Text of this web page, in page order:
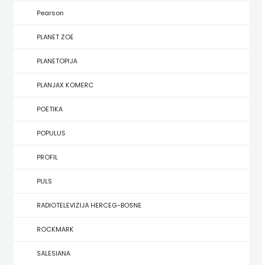
IZDAVAŠTVO
KRŠĆANSKA
SADAŠNJOST
KYRIOS
LIJEPA
RIJEČ
LUMEN
MATICA
Pearson
PLANET ZOE
PLANETOPIJA
PLANJAX KOMERC
POETIKA
POPULUS
PROFIL
PULS
RADIOTELEVIZIJA HERCEG-BOSNE
ROCKMARK
SALESIANA